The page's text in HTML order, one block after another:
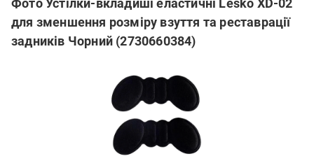
Фото Устілки-вкладиші еластичні Lesko XD-02
для зменшення розміру взуття та реставрації
задників Чорний (2730660384)